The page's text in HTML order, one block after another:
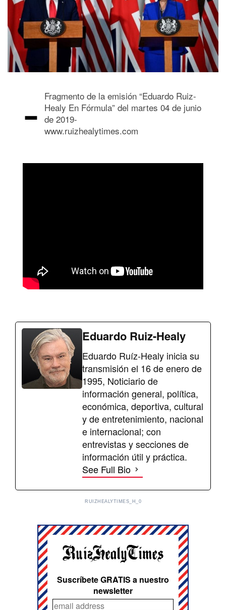
- Fragmento de la emisión “Eduardo Ruiz-
Healy En Fórmula” del martes 04 de junio
de 2019-
www.ruizhealytimes.com
Eduardo Ruiz-Healy
Eduardo Ruíz-Healy inicia su
transmisión el 16 de enero de
1995, Noticiario de
información general, política,
económica, deportiva, cultural
y de entretenimiento, nacional
e internacional; con
entrevistas y secciones de
información útil y práctica.
See Full Bio
RUIZHEALYTIMES_H_0
Suscríbete GRATIS a nuestro
newsletter